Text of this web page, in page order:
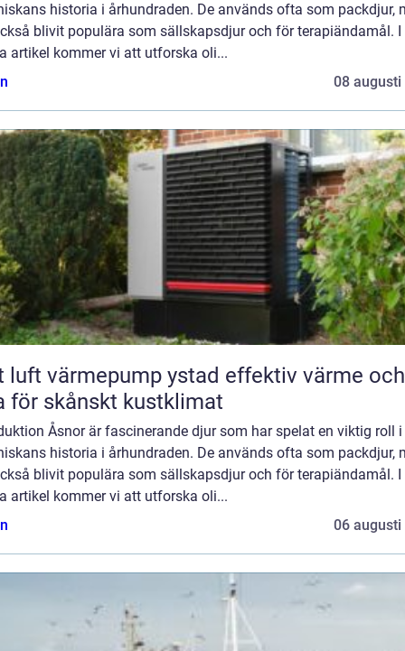
historia i århundraden. De används ofta som packdjur,
blivit populära som sällskapsdjur och för terapiändamål. I
artikel kommer vi att utforska oli...
08 augusti
värmepump ystad effektiv värme och
för skånskt kustklimat
Åsnor är fascinerande djur som har spelat en viktig roll i
historia i århundraden. De används ofta som packdjur,
blivit populära som sällskapsdjur och för terapiändamål. I
artikel kommer vi att utforska oli...
06 augusti